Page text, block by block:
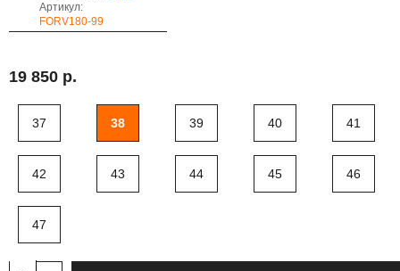
Артикул:
FORV180-99
19 850 р.
37 38 39 40 41
42 43 44 45 46
47